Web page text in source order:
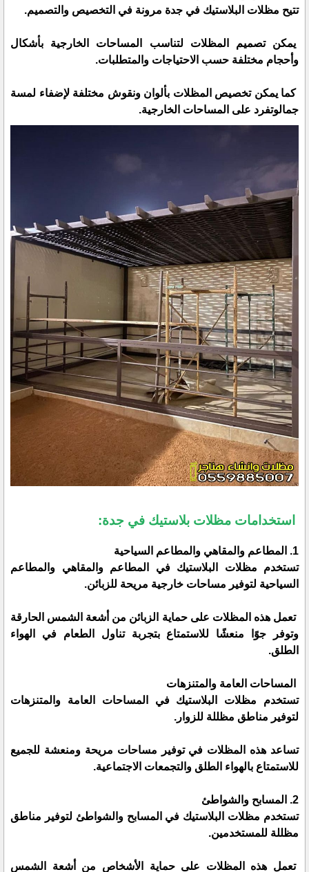
تتيح مظلات البلاستيك في جدة مرونة في التخصيص والتصميم.
يمكن تصميم المظلات لتناسب المساحات الخارجية بأشكال
وأحجام مختلفة حسب الاحتياجات والمتطلبات.
كما يمكن تخصيص المظلات بألوان ونقوش مختلفة لإضفاء لمسة
جمالوتفرد على المساحات الخارجية.
استخدامات مظلات بلاستيك في جدة:
1. المطاعم والمقاهي والمطاعم السياحية
تستخدم مظلات البلاستيك في المطاعم والمقاهي والمطاعم
السياحية لتوفير مساحات خارجية مريحة للزبائن.
تعمل هذه المظلات على حماية الزبائن من أشعة الشمس الحارقة
وتوفر جوًا منعشًا للاستمتاع بتجربة تناول الطعام في الهواء
الطلق.
المساحات العامة والمتنزهات
تستخدم مظلات البلاستيك في المساحات العامة والمتنزهات
لتوفير مناطق مظللة للزوار.
تساعد هذه المظلات في توفير مساحات مريحة ومنعشة للجميع
للاستمتاع بالهواء الطلق والتجمعات الاجتماعية.
2. المسابح والشواطئ
تستخدم مظلات البلاستيك في المسابح والشواطئ لتوفير مناطق
مظللة للمستخدمين.
تعمل هذه المظلات على حماية الأشخاص من أشعة الشمس